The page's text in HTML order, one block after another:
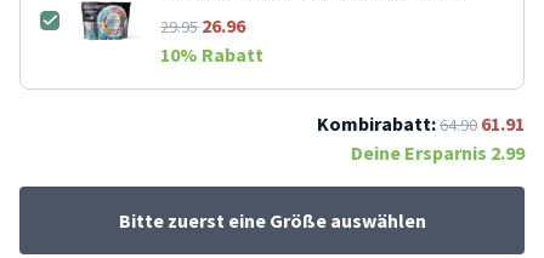
29.9526.96
10% Rabatt
Kombirabatt:64.90 61.91
Deine Ersparnis 2.99
Bitte zuerst eine Größe auswählen